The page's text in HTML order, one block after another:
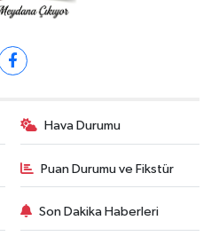
Hava Durumu
Puan Durumu ve Fikstür
Son Dakika Haberleri